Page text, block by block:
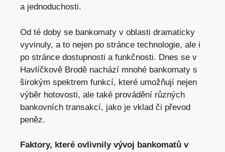
a jednoduchosti.
Od té doby se bankomaty v oblasti dramaticky
vyvinuly, a to nejen po stránce technologie, ale i
po stránce dostupnosti a funkčnosti. Dnes se v
Havlíčkově Brodě nachází mnohé bankomaty s
širokým spektrem funkcí, které umožňují nejen
výběr hotovosti, ale také provádění různých
bankovních transakcí, jako je vklad či převod
peněz.
Faktory, které ovlivnily vývoj bankomatů v